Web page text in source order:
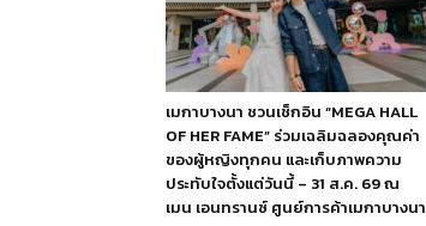
เมกาบางนา ชวนเช็กอิน “MEGA HALL
OF HER FAME” ร่วมเฉลิมฉลองคุณค่า
ของผู้หญิงทุกคน และเก็บภาพความ
ประทับใจตั้งแต่วันนี้ – 31 ส.ค. 69 ณ
เมน เอนทรานซ์ ศูนย์การค้าเมกาบางนา